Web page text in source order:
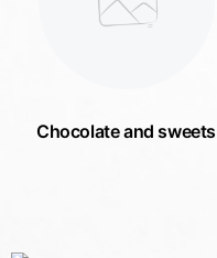
Chocolate and sweets